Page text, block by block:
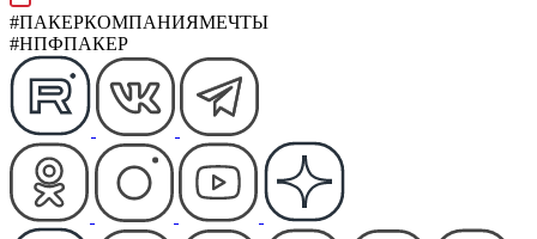
#ПАКЕРКОМПАНИЯМЕЧТЫ
#НПФПАКЕР